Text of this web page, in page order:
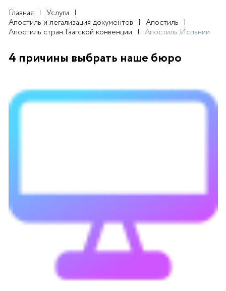
Главная
Услуги
Апостиль и легализация документов
Апостиль
Апостиль стран Гаагской конвенции
Апостиль Испании
4 причины выбрать наше бюро